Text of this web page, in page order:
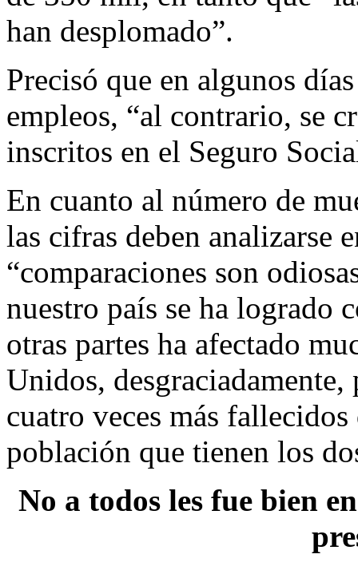
han desplomado”.
Precisó que en algunos
empleos, “al contrario, se
inscritos en el Seguro
En cuanto al número de
las cifras deben analizarse
“comparaciones son
nuestro país se ha logrado
otras partes ha afectado
Unidos,
cuatro veces más
población que tienen los
No a todos les fue bien